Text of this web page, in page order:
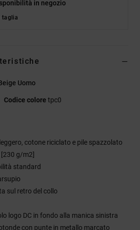
in negozio
taglia
Uomo
Codice colore tpc0
cotone riciclato e pile spazzolato
[230 g/m2]
standard
sul retro del collo
logo DC in fondo alla manica sinistra
con punte in metallo marcato